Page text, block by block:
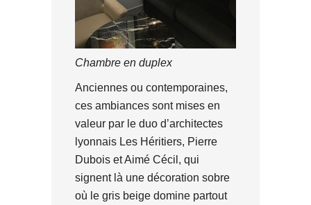
Chambre en duplex
Anciennes ou contemporaines,
ces ambiances sont mises en
valeur par le duo d’architectes
lyonnais Les Héritiers, Pierre
Dubois et Aimé Cécil, qui
signent là une décoration sobre
où le gris beige domine partout